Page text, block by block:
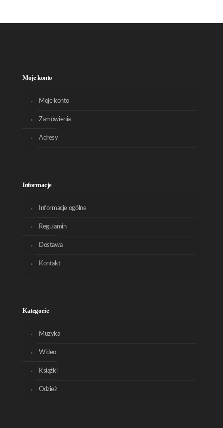
Moje konto
Moje konto
Zamówienia
Adresy
Informacje
Informacje ogólne
Regulamin
Dostawa
Kontakt
Kategorie
Muzyka
Wideo
Książki
Odzież